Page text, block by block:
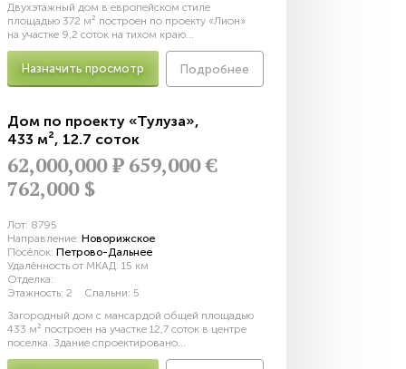
Двухэтажный дом в европейском стиле
площадью 372 м² построен по проекту «Лион»
на участке 9,2 соток на тихом краю...
Назначить просмотр Подробнее
Дом по проекту «Тулуза»,
433 м², 12.7 соток
62,000,000Р 659,000 €
762,000 $
Лот: 8795
Направление: Новорижское
Посёлок: Петрово-Дальнее
Удалённость от МКАД: 15 км
Отделка:
Этажность: 2 Спальни: 5
Загородный дом с мансардой общей площадью
433 м² построен на участке 12,7 соток в центре
поселка. Здание спроектировано...